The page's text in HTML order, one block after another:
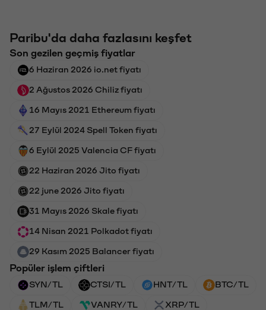
Paribu'da daha fazlasını keşfet
Son gezilen geçmiş fiyatlar
6 Haziran 2026 io.net fiyatı
2 Ağustos 2026 Chiliz fiyatı
16 Mayıs 2021 Ethereum fiyatı
27 Eylül 2024 Spell Token fiyatı
6 Eylül 2025 Valencia CF fiyatı
22 Haziran 2026 Jito fiyatı
22 june 2026 Jito fiyatı
31 Mayıs 2026 Skale fiyatı
14 Nisan 2021 Polkadot fiyatı
29 Kasım 2025 Balancer fiyatı
Popüler işlem çiftleri
SYN/TL CTSI/TL HNT/TL BTC/TL
TLM/TL VANRY/TL XRP/TL